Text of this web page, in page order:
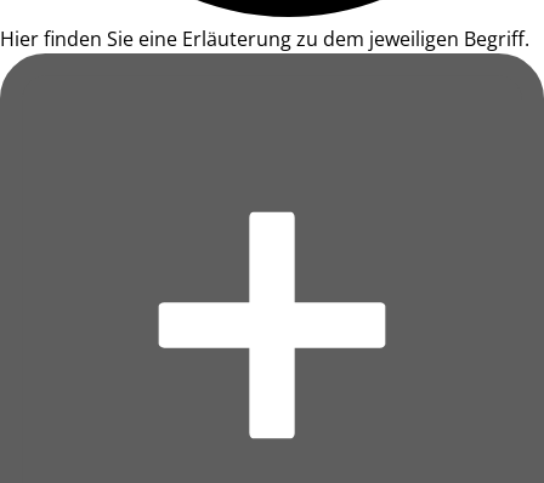
Hier finden Sie eine Erläuterung zu dem jeweiligen Begriff.